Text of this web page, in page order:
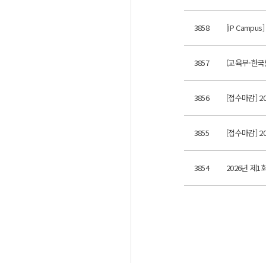
3858 [IP
3857 (교육부-한
3856 [접수마감]
3855 [접수마감]
3854 2026년 제1